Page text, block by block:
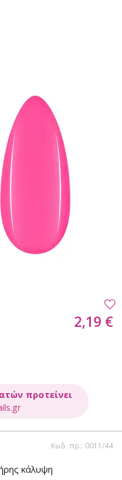
2,19 €
προτείνει
Κωδ. πρ.: 0011/44
κάλυψη